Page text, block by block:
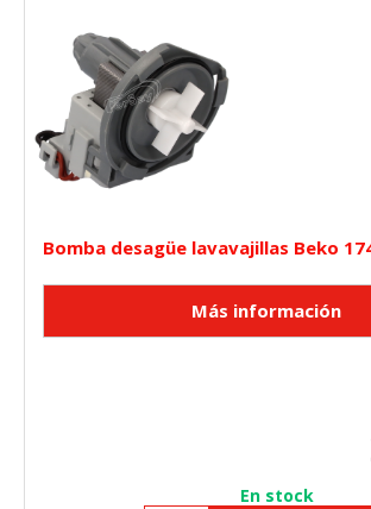
Bomba desagüe lavavajillas Beko
En stock